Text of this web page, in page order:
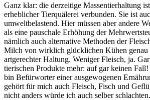
Ganz klar: die derzeitige Massentierhaltung
erheblicher Tierquälerei verbunden. Sie ist
umweltbelastend. Hier müssen aber andere
als eine pauschale Erhöhung der
nämlich auch alternative Methoden der
Milch von wirklich glücklichen Kühen genau
artgerechter Haltung. Weniger Fleisch, ja.
tierischen Produkte mehr: auf gar keinen
bin Befürworter einer ausgewogenen
gehört für mich auch Fleisch, Fisch und
nicht anders würde ich auch selber schlachten.